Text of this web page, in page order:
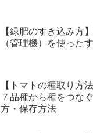
【緑肥のすき込み方
（管理機）を使った
【トマトの種取り方
７品種から種をつな
方・保存方法